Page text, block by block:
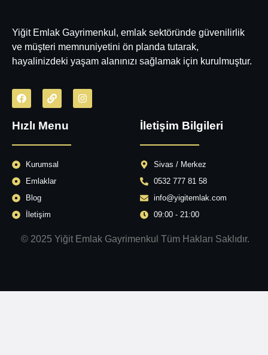
Yiğit Emlak Gayrimenkul, emlak sektöründe güvenilirlik
ve müşteri memnuniyetini ön planda tutarak,
hayalinizdeki yaşam alanınızı sağlamak için kurulmuştur.
Hızlı Menu
Kurumsal
Emlaklar
Blog
İletişim
İletişim Bilgileri
Sivas / Merkez
0532 777 81 58
info@yigitemlak.com
09:00 - 21:00
© 2025 Yiğit Emlak Gayrimenkul Tüm Hakları Saklıdır.